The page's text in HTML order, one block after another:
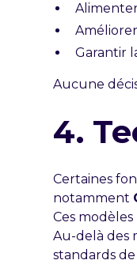
Garantir
Aucune
4.
Certaines
notamment
Ces
Au-delà des
standards